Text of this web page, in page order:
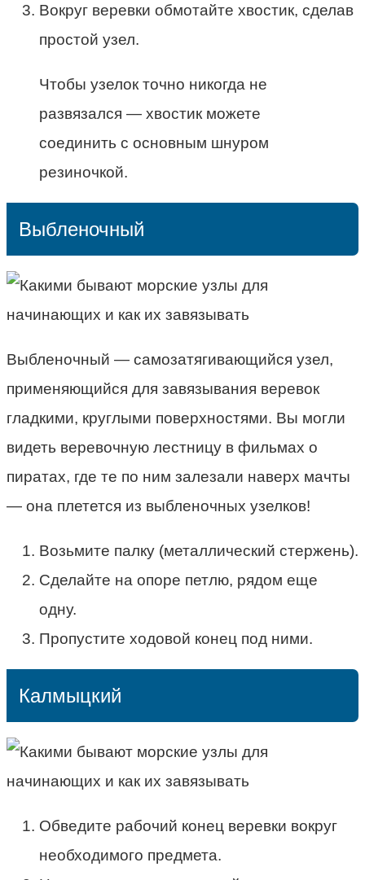
Вокруг веревки обмотайте хвостик, сделав
простой узел.
Чтобы узелок точно никогда не
развязался — хвостик можете
соединить с основным шнуром
резиночкой.
Выбленочный
Выбленочный — самозатягивающийся узел,
применяющийся для завязывания веревок
гладкими, круглыми поверхностями. Вы могли
видеть веревочную лестницу в фильмах о
пиратах, где те по ним залезали наверх мачты
— она плетется из выбленочных узелков!
Возьмите палку (металлический стержень).
Сделайте на опоре петлю, рядом еще
одну.
Пропустите ходовой конец под ними.
Калмыцкий
Обведите рабочий конец веревки вокруг
необходимого предмета.